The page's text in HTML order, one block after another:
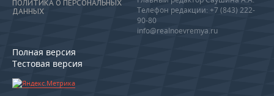
ПОЛИТИКА О ПЕРСОНАЛЬНЫХ
ДАННЫХ
Полная версия
Тестовая версия
Телефон редакции: +7 (843) 222-
90-80
info@realnoevremya.ru